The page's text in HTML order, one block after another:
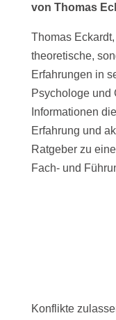
von Thomas
Thomas
theoretische,
Erfahrungen in
Psychologe und
Informationen
Erfahrung und
Ratgeber zu
Fach- und
Konflikte